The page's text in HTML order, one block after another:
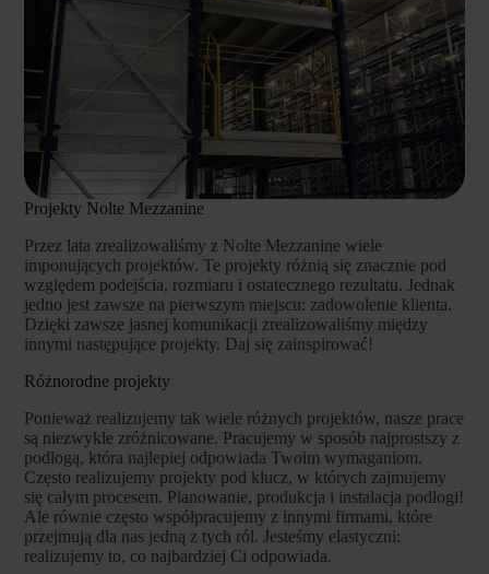
Projekty Nolte Mezzanine
Przez lata zrealizowaliśmy z Nolte Mezzanine wiele
imponujących projektów. Te projekty różnią się znacznie pod
względem podejścia, rozmiaru i ostatecznego rezultatu. Jednak
jedno jest zawsze na pierwszym miejscu: zadowolenie klienta.
Dzięki zawsze jasnej komunikacji zrealizowaliśmy między
innymi następujące projekty. Daj się zainspirować!
Różnorodne projekty
Ponieważ realizujemy tak wiele różnych projektów, nasze prace
są niezwykle zróżnicowane. Pracujemy w sposób najprostszy z
podłogą, która najlepiej odpowiada Twoim wymaganiom.
Często realizujemy projekty pod klucz, w których zajmujemy
się całym procesem. Planowanie, produkcja i instalacja podłogi!
Ale równie często współpracujemy z innymi firmami, które
przejmują dla nas jedną z tych ról. Jesteśmy elastyczni:
realizujemy to, co najbardziej Ci odpowiada.